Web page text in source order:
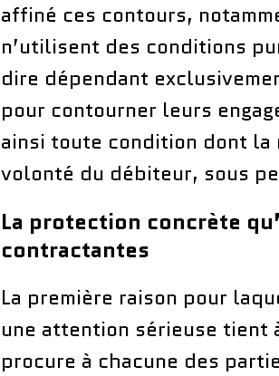
affiné ces contours,
n’utilisent des conditions
dire dépendant
pour contourner leurs
ainsi toute condition dont
volonté du débiteur, sous
La protection concrète
contractantes
La première raison pour
une attention sérieuse tient
procure à chacune des